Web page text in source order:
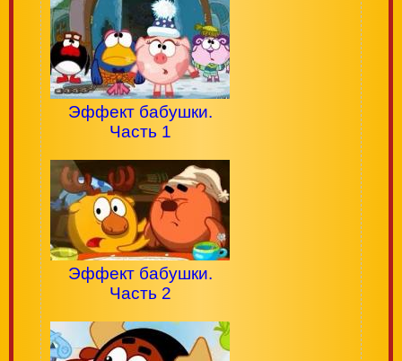
Эффект бабушки.
Часть 1
Эффект бабушки.
Часть 2